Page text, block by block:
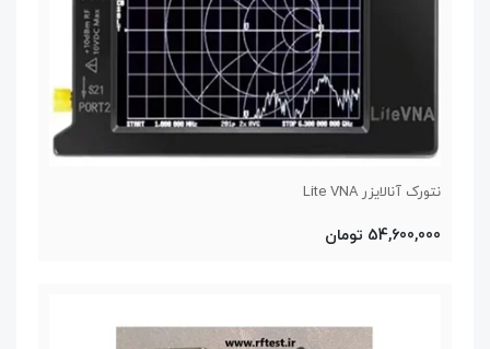
نتورک آنالایزر Lite VNA
54,600,000 تومان